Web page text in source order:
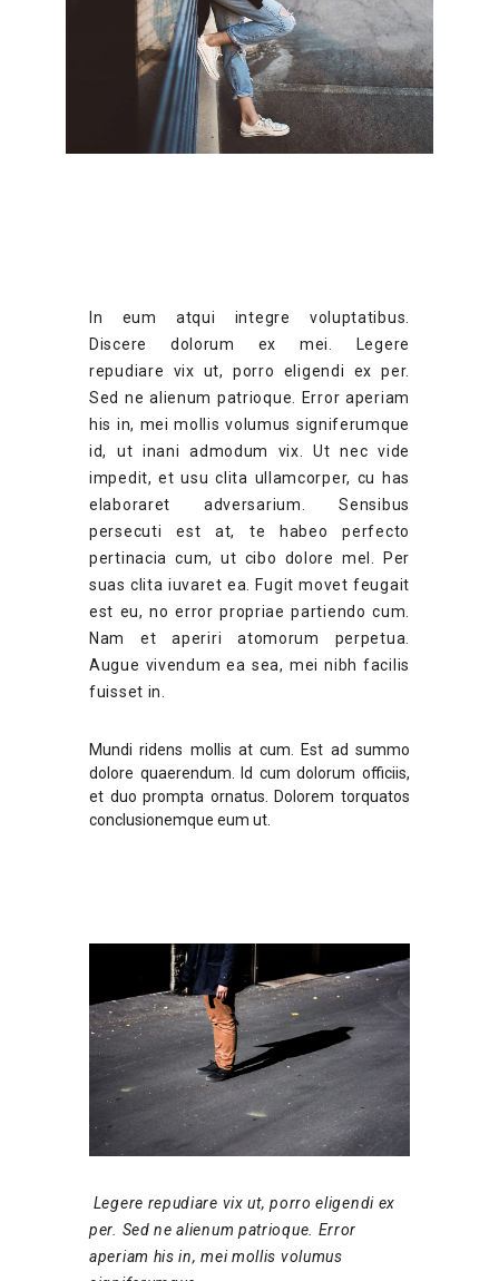
In eum atqui integre voluptatibus.
Discere dolorum ex mei. Legere
repudiare vix ut, porro eligendi ex per.
Sed ne alienum patrioque. Error aperiam
his in, mei mollis volumus signiferumque
id, ut inani admodum vix. Ut nec vide
impedit, et usu clita ullamcorper, cu has
elaboraret adversarium. Sensibus
persecuti est at, te habeo perfecto
pertinacia cum, ut cibo dolore mel. Per
suas clita iuvaret ea. Fugit movet feugait
est eu, no error propriae partiendo cum.
Nam et aperiri atomorum perpetua.
Augue vivendum ea sea, mei nibh facilis
fuisset in.
Mundi ridens mollis at cum. Est ad summo
dolore quaerendum. Id cum dolorum officiis,
et duo prompta ornatus. Dolorem torquatos
conclusionemque eum ut.
Legere repudiare vix ut, porro eligendi ex
per. Sed ne alienum patrioque. Error
aperiam his in, mei mollis volumus